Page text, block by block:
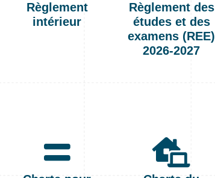
Règlement
intérieur
Règlement des
études et des
examens (REE)
2026-2027